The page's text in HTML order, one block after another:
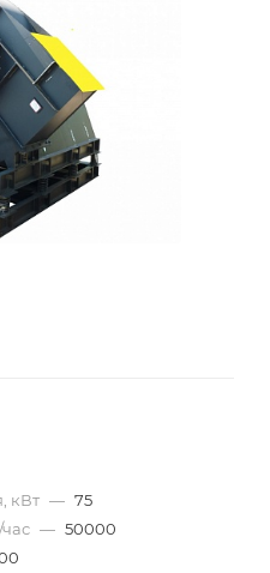
кВт — 75
— 50000